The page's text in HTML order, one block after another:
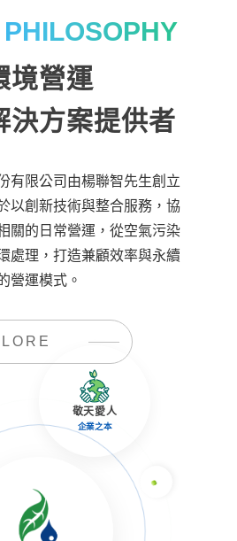
境營運
決方案提供者
有限公司由楊聯智先生創立
以創新技術與整合服務，協
關的日常營運，從空氣污染
處理，打造兼顧效率與永續
營運模式。
敬天愛人
企業之本